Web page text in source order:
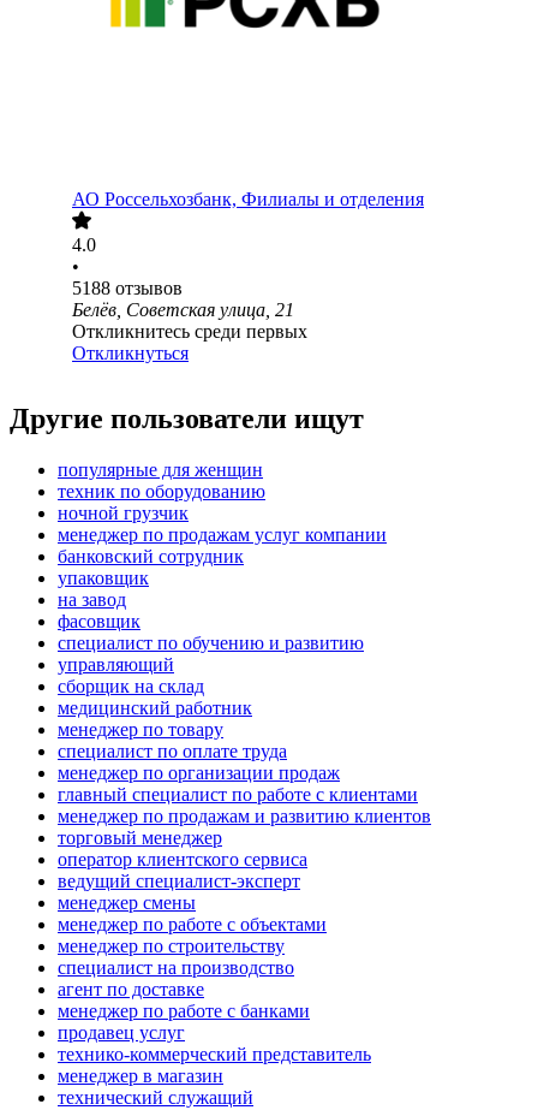
АО Россельхозбанк, Филиалы и отделения
4.0
•
5188 отзывов
Белёв, Советская улица, 21
Откликнитесь среди первых
Откликнуться
Другие пользователи ищут
популярные для женщин
техник по оборудованию
ночной грузчик
менеджер по продажам услуг компании
банковский сотрудник
упаковщик
на завод
фасовщик
специалист по обучению и развитию
управляющий
сборщик на склад
медицинский работник
менеджер по товару
специалист по оплате труда
менеджер по организации продаж
главный специалист по работе с клиентами
менеджер по продажам и развитию клиентов
торговый менеджер
оператор клиентского сервиса
ведущий специалист-эксперт
менеджер смены
менеджер по работе с объектами
менеджер по строительству
специалист на производство
агент по доставке
менеджер по работе с банками
продавец услуг
технико-коммерческий представитель
менеджер в магазин
технический служащий